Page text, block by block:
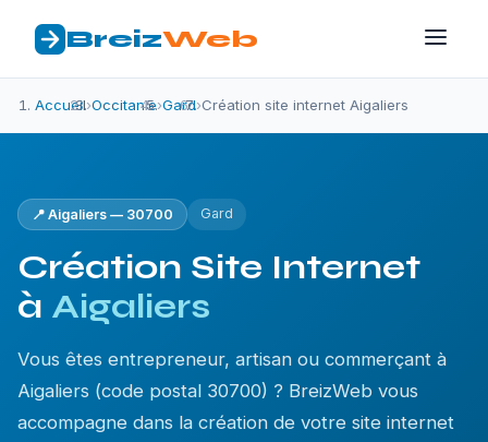
BreizWeb
Accueil›Occitanie›Gard›Création site internet Aigaliers
📍 Aigaliers — 30700 Gard
Création Site Internet
à Aigaliers
Vous êtes entrepreneur, artisan ou commerçant à
Aigaliers (code postal 30700) ? BreizWeb vous
accompagne dans la création de votre site internet